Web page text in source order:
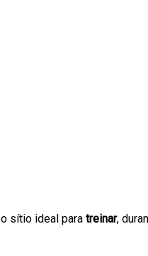
sítio ideal para treinar,